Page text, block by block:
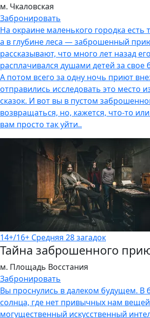
м. Чкаловская
Забронировать
На окраине маленького городка есть
а в глубине леса — заброшенный
рассказывают, что много лет назад
расплачивался душами детей за свое
А потом всего за одну ночь приют
отправились исследовать это место
сказок. И вот вы в пустом
возвращаться, но, кажется, что-то
вам просто так уйти..
14+/16+ Средняя 28 загадок
Тайна заброшенного
м. Площадь Восстания
Забронировать
Вы проснулись в далеком будущем. В
солнца, где нет привычных нам
могущественный искусственный